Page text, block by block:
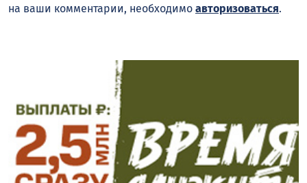
на ваши комментарии, необходимо авторизоваться.